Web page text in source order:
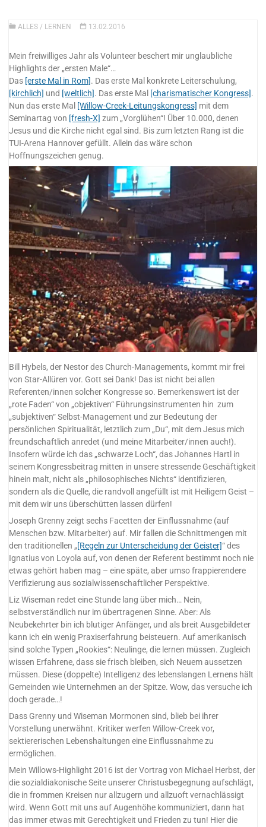
ALLES / LERNEN 13.02.2016
Mein freiwilliges Jahr als Volunteer beschert mir unglaubliche
Highlights der „ersten Male“…
Das [erste Mal in Rom]. Das erste Mal konkrete Leiterschulung,
[kirchlich] und [weltlich]. Das erste Mal [charismatischer Kongress].
Nun das erste Mal [Willow-Creek-Leitungskongress] mit dem
Seminartag von [fresh-X] zum „Vorglühen“! Über 10.000, denen
Jesus und die Kirche nicht egal sind. Bis zum letzten Rang ist die
TUI-Arena Hannover gefüllt. Allein das wäre schon
Hoffnungszeichen genug.
Bill Hybels, der Nestor des Church-Managements, kommt mir frei
von Star-Allüren vor. Gott sei Dank! Das ist nicht bei allen
Referenten/innen solcher Kongresse so. Bemerkenswert ist der
„rote Faden“ von „objektiven“ Führungsinstrumenten hin zum
„subjektiven“ Selbst-Management und zur Bedeutung der
persönlichen Spiritualität, letztlich zum „Du“, mit dem Jesus mich
freundschaftlich anredet (und meine Mitarbeiter/innen auch!).
Insofern würde ich das „schwarze Loch“, das Johannes Hartl in
seinem Kongressbeitrag mitten in unsere stressende Geschäftigkeit
hinein malt, nicht als „philosophisches Nichts“ identifizieren,
sondern als die Quelle, die randvoll angefüllt ist mit Heiligem Geist –
mit dem wir uns überschütten lassen dürfen!
Joseph Grenny zeigt sechs Facetten der Einflussnahme (auf
Menschen bzw. Mitarbeiter) auf. Mir fallen die Schnittmengen mit
den traditionellen „[Regeln zur Unterscheidung der Geister]“ des
Ignatius von Loyola auf, von denen der Referent bestimmt noch nie
etwas gehört haben mag – eine späte, aber umso frappierendere
Verifizierung aus sozialwissenschaftlicher Perspektive.
Liz Wiseman redet eine Stunde lang über mich… Nein,
selbstverständlich nur im übertragenen Sinne. Aber: Als
Neubekehrter bin ich blutiger Anfänger, und als breit Ausgebildeter
kann ich ein wenig Praxiserfahrung beisteuern. Auf amerikanisch
sind solche Typen „Rookies“: Neulinge, die lernen müssen. Zugleich
wissen Erfahrene, dass sie frisch bleiben, sich Neuem aussetzen
müssen. Diese (doppelte) Intelligenz des lebenslangen Lernens hält
Gemeinden wie Unternehmen an der Spitze. Wow, das versuche ich
doch gerade…!
Dass Grenny und Wiseman Mormonen sind, blieb bei ihrer
Vorstellung unerwähnt. Kritiker werfen Willow-Creek vor,
sektiererischen Lebenshaltungen eine Einflussnahme zu
ermöglichen.
Mein Willows-Highlight 2016 ist der Vortrag von Michael Herbst, der
die sozialdiakonische Seite unserer Christusbegegnung aufschlägt,
die in frommen Kreisen nur allzugern und allzuoft vernachlässigt
wird. Wenn Gott mit uns auf Augenhöhe kommuniziert, dann hat
das immer etwas mit Gerechtigkeit und Frieden zu tun! Hier die